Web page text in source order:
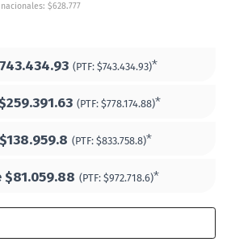
$628.777
(PTF: $743.434.93)*
(PTF: $778.174.88)*
$138.959.8 (PTF: $833.758.8)*
$81.059.88 (PTF: $972.718.6)*